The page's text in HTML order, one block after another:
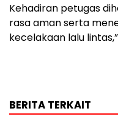
Kehadiran petugas
rasa aman serta
kecelakaan lalu
BERITA TERKAIT